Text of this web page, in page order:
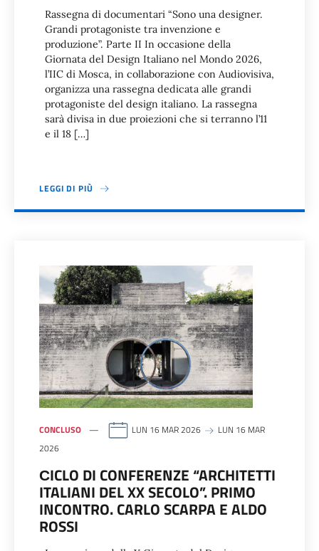
Rassegna di documentari “Sono una designer.
Grandi protagoniste tra invenzione e
produzione”. Parte II In occasione della
Giornata del Design Italiano nel Mondo 2026,
l’IIC di Mosca, in collaborazione con Audiovisiva,
organizza una rassegna dedicata alle grandi
protagoniste del design italiano. La rassegna
sarà divisa in due proiezioni che si terranno l’11
e il 18 […]
LEGGI DI PIÙ
CONCLUSO LUN 16 MAR 2026
LUN 16 MAR
2026
СICLO DI CONFERENZE “ARCHITETTI
ITALIANI DEL XX SECOLO”. PRIMO
INCONTRO. CARLO SCARPA E ALDO
ROSSI